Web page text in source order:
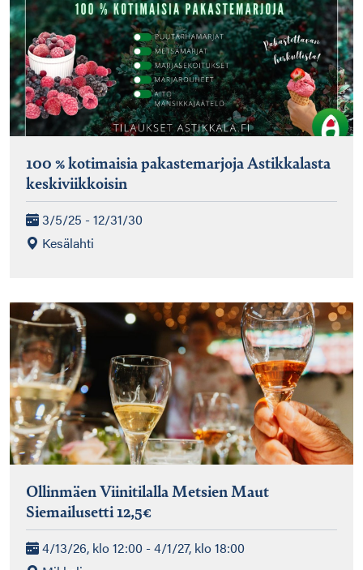
100 % kotimaisia pakastemarjoja Astikkalasta
keskiviikkoisin
3/5/25 - 12/31/30
Kesälahti
Ollinmäen Viinitilalla Metsien Maut
Siemailusetti 12,5€
4/13/26, klo 12:00 - 4/1/27, klo 18:00